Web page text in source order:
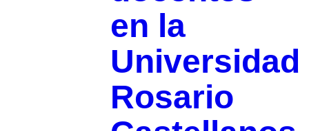
en la
Universidad
Rosario